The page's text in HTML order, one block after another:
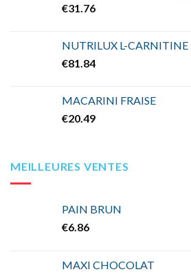
€31.76
NUTRILUX L-CARNITINE
€81.84
MACARINI FRAISE
€20.49
MEILLEURES VENTES
PAIN BRUN
€6.86
MAXI CHOCOLAT